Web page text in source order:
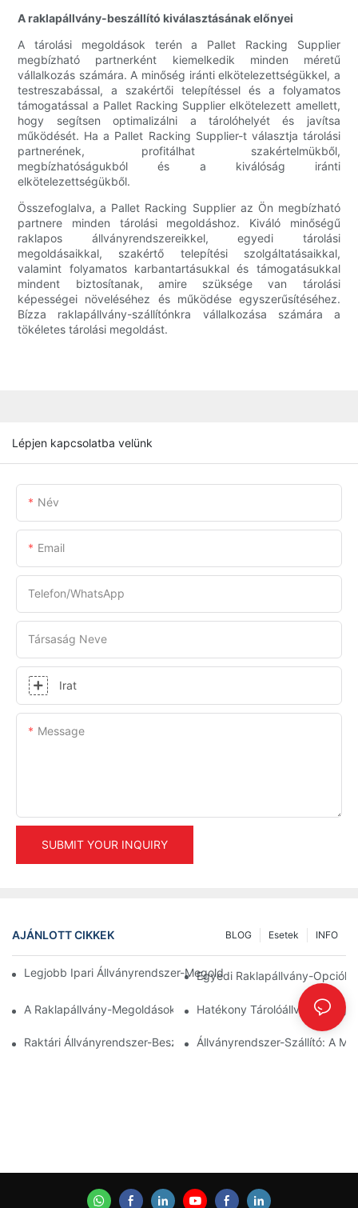
A raklapállvány-beszállító kiválasztásának előnyei
A tárolási megoldások terén a Pallet Racking Supplier
megbízható partnerként kiemelkedik minden méretű
vállalkozás számára. A minőség iránti elkötelezettségükkel, a
testreszabással, a szakértői telepítéssel és a folyamatos
támogatással a Pallet Racking Supplier elkötelezett amellett,
hogy segítsen optimalizálni a tárolóhelyét és javítsa
működését. Ha a Pallet Racking Supplier-t választja tárolási
partnerének, profitálhat szakértelmükből,
megbízhatóságukból és a kiválóság iránti
elkötelezettségükből.
Összefoglalva, a Pallet Racking Supplier az Ön megbízható
partnere minden tárolási megoldáshoz. Kiváló minőségű
raklapos állványrendszereikkel, egyedi tárolási
megoldásaikkal, szakértő telepítési szolgáltatásaikkal,
valamint folyamatos karbantartásukkal és támogatásukkal
mindent biztosítanak, amire szüksége van tárolási
képességei növeléséhez és működése egyszerűsítéséhez.
Bízza raklapállvány-szállítónkra vállalkozása számára a
tökéletes tárolási megoldást.
Lépjen kapcsolatba velünk
Név
Email
Telefon/WhatsApp
Társaság Neve
Irat
Message
SUBMIT YOUR INQUIRY
AJÁNLOTT CIKKEK INFO
Esetek
BLOG
Legjobb Ipari Állványrendszer-Megoldások A Hatékony
Egyedi Raklapállvány-
A Raklapállvány-Megoldások Jövője: Trendek És Innovációk
Hatékony Tárolóállvány-
Raktári Állványrendszer-Beszállítók: Mit Kell Keresni?
Állványrendszer-Szállító: A